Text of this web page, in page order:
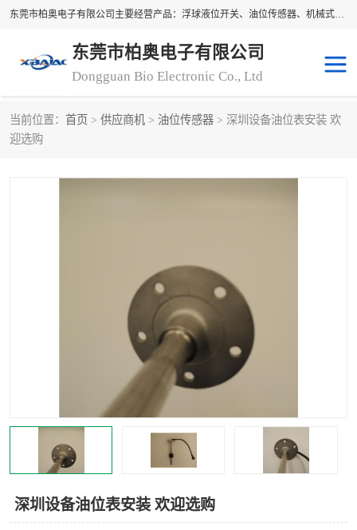
东莞市柏奥电子有限公司主要经营产品：浮球液位开关、油位传感器、机械式油表、浮球液位计、水位控制浮球阀、料位开关，水流开关、油水位控制配套仪表等。柏奥电子，您可信赖的合作伙伴
东莞市柏奥电子有限公司
Dongguan Bio Electronic Co., Ltd
当前位置： 首页 > 供应商机 > 油位传感器 > 深圳设备油位表安装 欢
迎选购
深圳设备油位表安装 欢迎选购
浮球液位开关
机械式油表 水流开关
转速表